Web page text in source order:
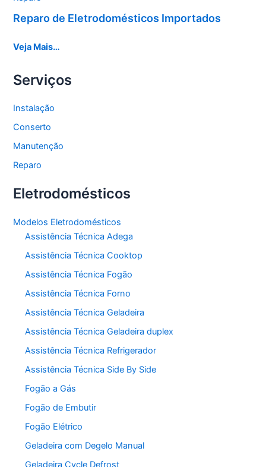
Reparo de Eletrodomésticos Importados
Veja Mais…
Serviços
Instalação
Conserto
Manutenção
Reparo
Eletrodomésticos
Modelos Eletrodomésticos
Assistência Técnica Adega
Assistência Técnica Cooktop
Assistência Técnica Fogão
Assistência Técnica Forno
Assistência Técnica Geladeira
Assistência Técnica Geladeira duplex
Assistência Técnica Refrigerador
Assistência Técnica Side By Side
Fogão a Gás
Fogão de Embutir
Fogão Elétrico
Geladeira com Degelo Manual
Geladeira Cycle Defrost